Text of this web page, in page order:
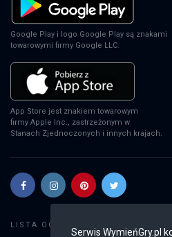
Serwis WymieńGry.pl
Google Play i logo Google Play są znakami
towarowymi firmy Google LLC.
App Store jest znakiem towarowym
firmy Apple Inc., zastrzeżonym w
Stanach Zjednoczonych i innych krajach.
LISTA OGŁOSZEŃ: